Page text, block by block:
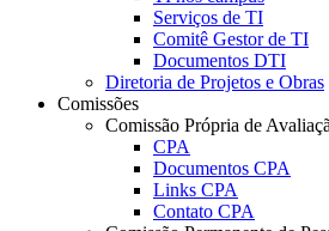
Serviços de TI
Comitê Gestor de TI
Documentos DTI
Diretoria de Projetos e Obras
Comissões
Comissão Própria de
CPA
Documentos CPA
Links CPA
Contato CPA